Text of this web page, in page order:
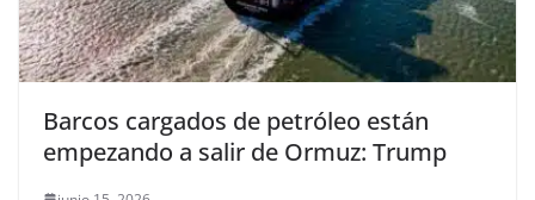
Barcos cargados de petróleo están
empezando a salir de Ormuz: Trump